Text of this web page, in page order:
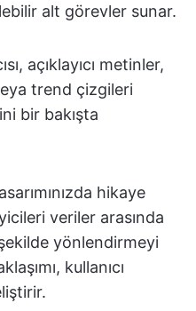
alt görevler sunar.
açıklayıcı metinler,
trend çizgileri
bir bakışta
hikaye
veriler arasında
yönlendirmeyi
kullanıcı